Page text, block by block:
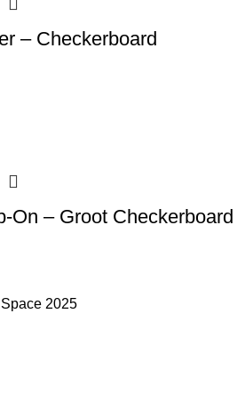
– Checkerboard
On – Groot Checkerboard
2025